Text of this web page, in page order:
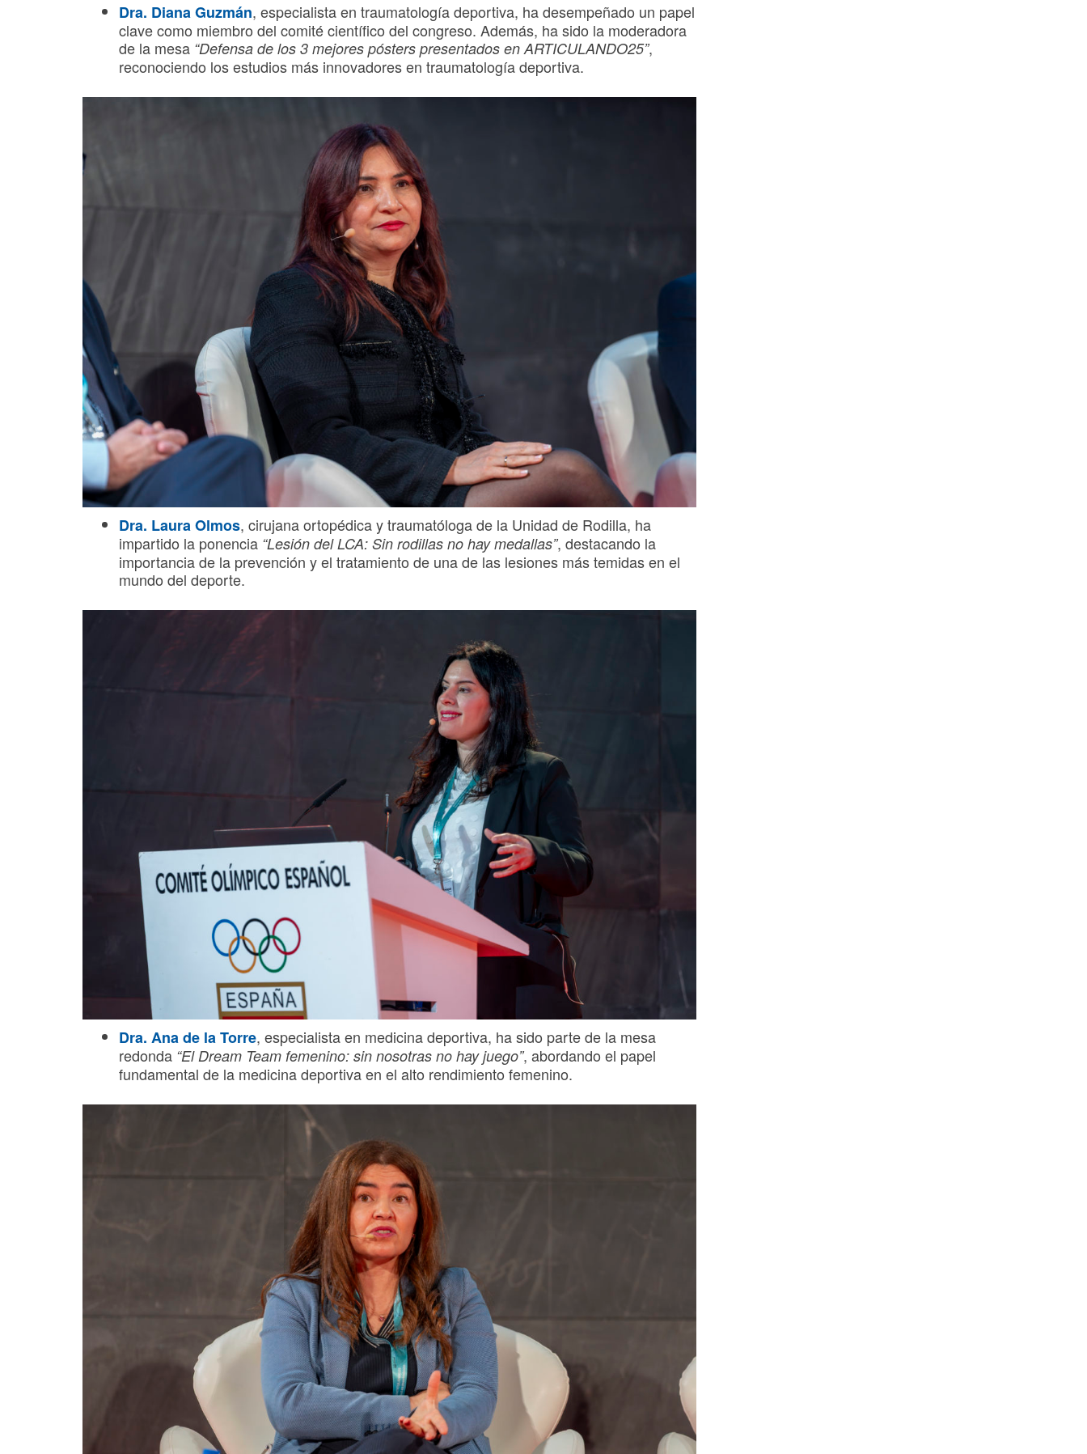
Dra. Diana Guzmán, especialista en traumatología deportiva, ha desempeñado un papel
clave como miembro del comité científico del congreso. Además, ha sido la moderadora
de la mesa “Defensa de los 3 mejores pósters presentados en ARTICULANDO25”,
reconociendo los estudios más innovadores en traumatología deportiva.
Dra. Laura Olmos, cirujana ortopédica y traumatóloga de la Unidad de Rodilla, ha
impartido la ponencia “Lesión del LCA: Sin rodillas no hay medallas”, destacando la
importancia de la prevención y el tratamiento de una de las lesiones más temidas en el
mundo del deporte.
Dra. Ana de la Torre, especialista en medicina deportiva, ha sido parte de la mesa
redonda “El Dream Team femenino: sin nosotras no hay juego”, abordando el papel
fundamental de la medicina deportiva en el alto rendimiento femenino.